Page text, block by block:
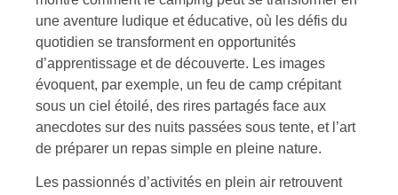
une aventure ludique et éducative, où les défis du
quotidien se transforment en opportunités
d’apprentissage et de découverte. Les images
évoquent, par exemple, un feu de camp crépitant
sous un ciel étoilé, des rires partagés face aux
anecdotes sur des nuits passées sous tente, et l’art
de préparer un repas simple en pleine nature.
Les passionnés d’activités en plein air retrouvent